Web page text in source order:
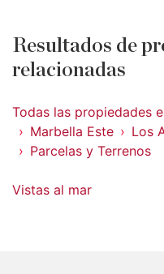
Resultados de
relacionadas
Todas las propiedades
Marbella Este
Los
Parcelas y Terrenos
Vistas al mar